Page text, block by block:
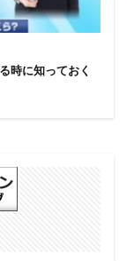
時に知っておく